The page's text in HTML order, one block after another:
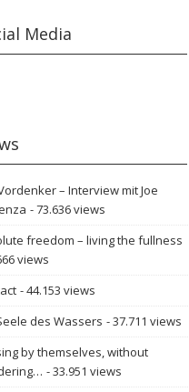
Media
– Interview mit Joe
- 73.636 views
freedom – living the fullness
views
- 44.153 views
des Wassers - 37.711 views
by themselves, without
- 33.951 views